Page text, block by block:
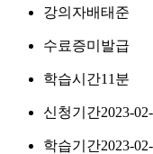
강의자배태준
수료증미발급
학습시간11분
신청기간2023-
학습기간2023-